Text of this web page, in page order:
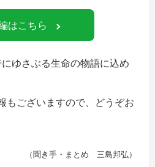
はこちら
ゆさぶる生命の物語に込め
もございますので、どうぞお
（聞き手・まとめ 三島邦弘）